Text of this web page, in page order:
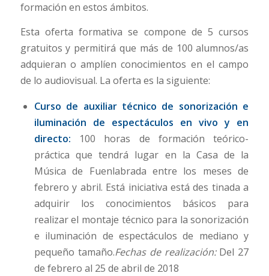
formación en estos ámbitos.
Esta oferta formativa se compone de 5 cursos
gratuitos y permitirá que más de 100 alumnos/as
adquieran o amplíen conocimientos en el campo
de lo audiovisual. La oferta es la siguiente:
Curso de auxiliar técnico de sonorización e
iluminación de espectáculos en vivo y en
directo: 100 horas de formación teórico-
práctica que tendrá lugar en la Casa de la
Música de Fuenlabrada entre los meses de
febrero y abril. Está iniciativa está des tinada a
adquirir los conocimientos básicos para
realizar el montaje técnico para la sonorización
e iluminación de espectáculos de mediano y
pequeño tamaño.Fechas de realización:Del 27
de febrero al 25 de abril de 2018